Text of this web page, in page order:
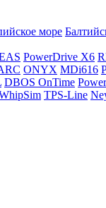
море
PowerDrive X6
ONYX MDi616
DBOS OnTime
TPS-Line